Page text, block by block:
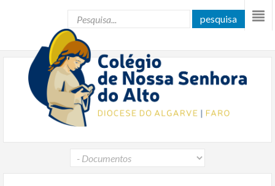
pesquisa